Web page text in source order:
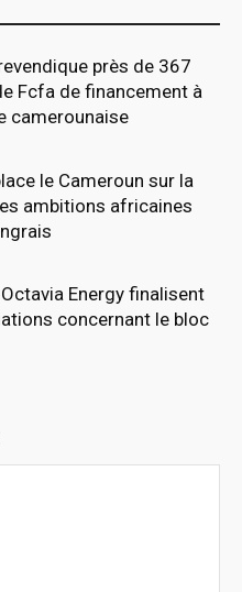
près de 367
Fcfa de financement à
camerounaise
le Cameroun sur la
ambitions africaines
Octavia Energy finalisent
concernant le bloc